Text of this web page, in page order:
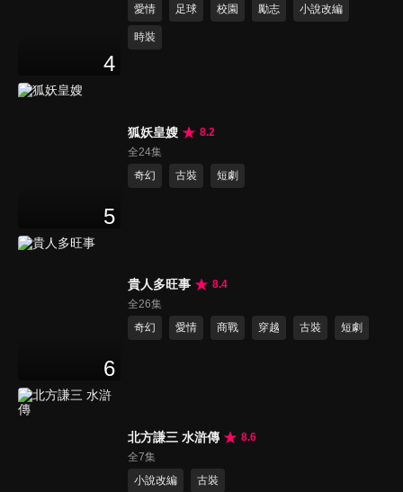
4
愛情
足球 校園 勵志 小說改編
時裝
5
狐妖皇嫂
8.2
全24集
奇幻
古裝 短劇
6
貴人多旺事
8.4
全26集
奇幻
愛情 商戰 穿越 古裝 短劇
北方謙三 水滸傳
8.6
全7集
小說改編
古裝